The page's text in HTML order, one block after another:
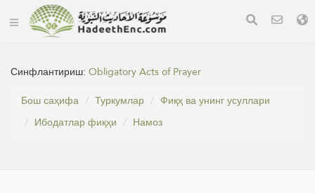
Синфлантириш:Obligatory Acts of Prayer
Бош саҳифа
Туркумлар
Фиқҳ ва унинг усуллари
Ибодатлар фиқҳи
Намоз